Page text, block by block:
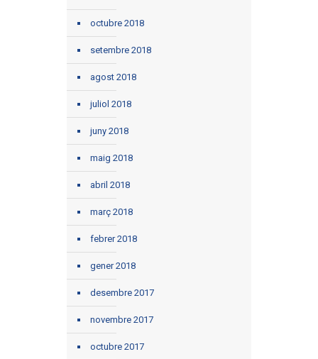
octubre 2018
setembre 2018
agost 2018
juliol 2018
juny 2018
maig 2018
abril 2018
març 2018
febrer 2018
gener 2018
desembre 2017
novembre 2017
octubre 2017